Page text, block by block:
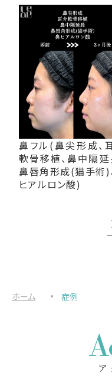
鼻フル(鼻尖形成、
軟骨移植、鼻中隔延
鼻唇角形成(猫手術)
ヒアルロン酸)
ホーム 症例